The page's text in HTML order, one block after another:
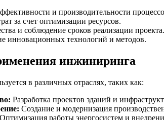
и производительности
за счет оптимизации ресурсов.
и соблюдение сроков реализации проекта.
инновационных технологий и методов.
инжиниринга
в различных отраслях, таких как:
Разработка проектов зданий и
Создание и модернизация
Оптимизация работы энергосистем и